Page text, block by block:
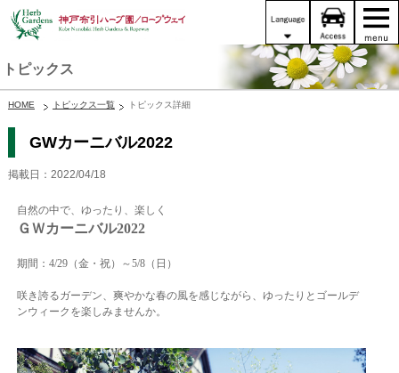
トピックス
HOME トピックス一覧 トピックス詳細
GWカーニバル2022
掲載日：2022/04/18
自然の中で、ゆったり、楽しく
ＧＷカーニバル2022
期間：4/29（金・祝）～5/8（日）
咲き誇るガーデン、爽やかな春の風を感じながら、ゆったりとゴールデ
ンウィークを楽しみませんか。